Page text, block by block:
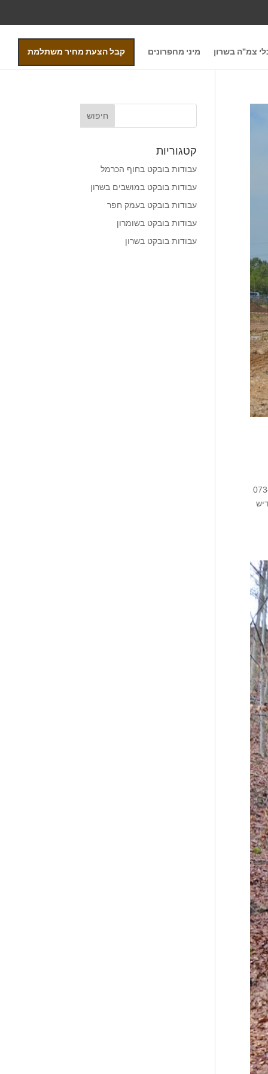
צמ"ה בשרון מיני מחפרונים קבל הצעת מחיר משתלמת
באזור פרדס חנה 073-7599009
קטגוריות
עבודות בובקט בחוף הכרמל
עבודות בובקט במושבים בשרון
עבודות בובקט בעמק חפר
עבודות בובקט בשומרון
עבודות בובקט בשרון